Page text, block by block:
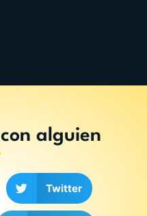
con alguien
Twitter